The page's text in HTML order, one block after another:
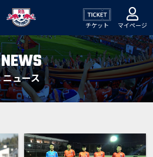
チケット マイページ
NEWS
ニュース